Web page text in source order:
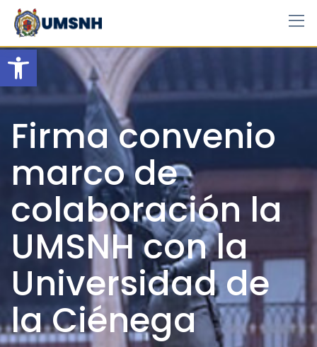
Open toolbar
Skip
content
Firma convenio
marco de
colaboración la
UMSNH con la
Universidad de
la Ciénega